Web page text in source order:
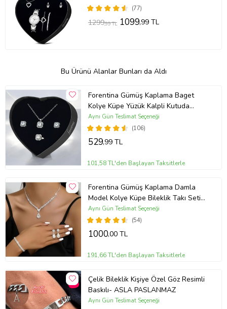
(77)
1299,99 TL 1099,99 TL
Bu Ürünü Alanlar Bunları da Aldı
Forentina Gümüş Kaplama Baget
Kolye Küpe Yüzük Kalpli Kutuda
Hediye Takı Seti PS3786
(106)
Aynı Gün Teslimat Seçeneği
529,99 TL
101,58 TL'den Başlayan Taksitlerle
Forentina Gümüş Kaplama Damla
Model Kolye Küpe Bileklik Takı Seti
PS3702
(54)
Aynı Gün Teslimat Seçeneği
1000,00 TL
191,66 TL'den Başlayan Taksitlerle
Çelik Bileklik Kişiye Özel Göz Resimli
Baskılı- ASLA PASLANMAZ
Aynı Gün Teslimat Seçeneği